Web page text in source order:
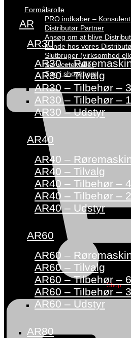
Formålsrolle
PRO indkøber – Konsulent
Distributør Partner
Ansøg om at blive
Kunde hos vores
Slutbruger (virksomhed
Servicetekniker
Søg i showroom
Shop
AR
AR30
AR30 –
AR30 – Tilvalg
AR30 – Tilbehør –
AR30 – Tilbehør –
AR30 – Udstyr
AR40
AR40 –
AR40 – Tilvalg
AR40 – Tilbehør –
AR40 – Tilbehør –
AR40 – Udstyr
AR60
AR60 –
AR60 – Tilvalg
AR60 – Tilbehør –
AR60 – Tilbehør –
AR60 – Udstyr
AR80